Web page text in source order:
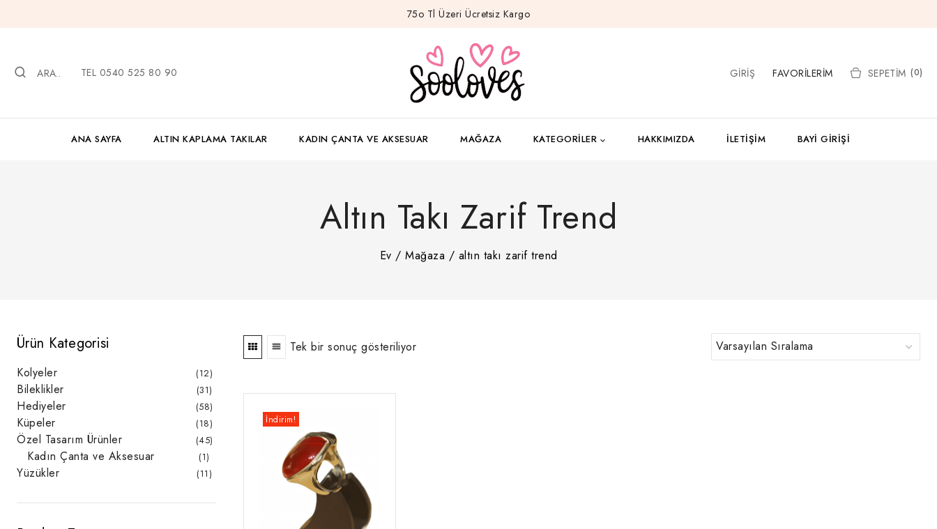
75o Tl Üzeri Ücretsiz Kargo
ARA.. TEL 0540 525 80 90 GIRIŞ FAVORILERIM SEPETIM (0)
ANA SAYFA ALTIN KAPLAMA TAKILAR KADIN ÇANTA VE AKSESUAR MAĞAZA KATEGORILER HAKKIMIZDA İLETIŞIM BAYI GIRIŞI
Altın Takı Zarif Trend
Ev / Mağaza / altın takı zarif trend
Tek bir sonuç gösteriliyor
İndirim!
Ürün Kategorisi
Kolyeler 1212
ürün
Bileklikler 3131
ürün
Hediyeler 5858
ürün
Küpeler 1818
ürün
Özel Tasarım Ürünler 4545
Kadın Çanta ve Aksesuar 11
ürün
Yüzükler 1111